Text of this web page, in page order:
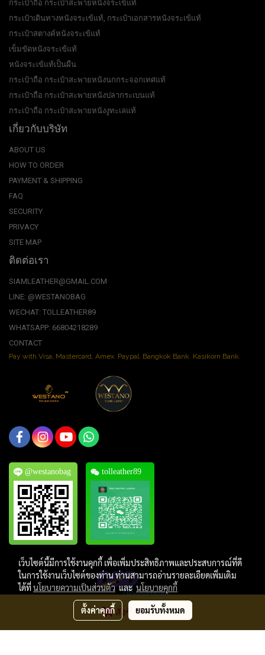
สั่งซื้อสินค้า
กระเป๋าถือ กระเป๋าสะพายหนังจระเข้แท้
กระเป๋าเดินทางหนังจระเข้แท้, กระเป๋าเอกสารหนังจระเข้แท้
กระเป๋าสตางค์หนังจระเข้แท้
เข็มขัดหนังจระเข้แท้
หนังจระเข้แท้เป็นผืน
กระเป๋าถือ กระเป๋าสะพายหนังนกกระจอกเทศแท้
กระเป๋าถือ กระเป๋าสะพายหนังปลากระเบนแท้
กระเป๋าถือ กระเป๋าสะพายหนังงูทะเลแท้
เกี่ยวกับบริษัท
ABOUT US
HOW TO ORDER
PAYMENT & SHIPPING
FAQ
SECURITY
PRIVACY
SITE MAP
ติดต่อเรา
SIAMLEATHER@GMAIL.COM
LINE: @WESTANOBAG
WECHAT: TOLLEATHER89
WHATSAPP: 66804218289
CONTACT
Pay with Visa, Mastercard, Amex. Paypal. Bangkok Bank. Kasikorn Bank.
@westanobag tolleather89
Copyright © 2019, Thai Oriental Leather Co., Ltd. All Rights Reserved.
เว็บไซต์นี้มีการใช้งานคุกกี้ เพื่อเพิ่มประสิทธิภาพและประสบการณ์ที่ดี
ในการใช้งานเว็บไซต์ของท่าน ท่านสามารถอ่านรายละเอียดเพิ่มเติม
ได้ที่นโยบายความเป็นส่วนตัวและนโยบายคุกกี้
ตั้งค่าคุกกี้ ยอมรับทั้งหมด